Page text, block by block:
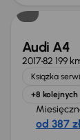
Audi A4
201782 199
Książka
+8 kolejnych
od 387 zł